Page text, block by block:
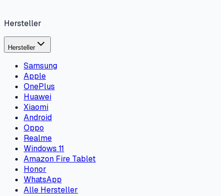
Hersteller
Hersteller
Samsung
Apple
OnePlus
Huawei
Xiaomi
Android
Oppo
Realme
Windows 11
Amazon Fire Tablet
Honor
WhatsApp
Alle Hersteller